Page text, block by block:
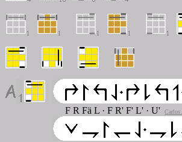
F R Fä L · F R' F' L' · U' Carlos